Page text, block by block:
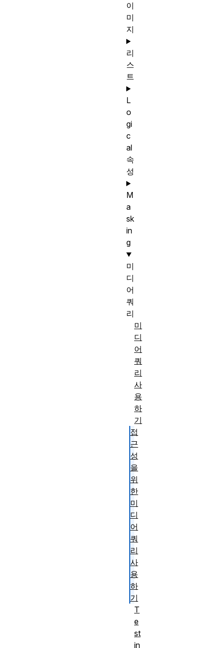
이
미
지
리
스
트
L
o
gi
c
al
속
성
M
a
sk
in
g
미
디
어
쿼
리
미
디
어
쿼
리
사
용
하
기
접
근
성
을
위
한
미
디
어
쿼
리
사
용
하
기
T
e
st
in